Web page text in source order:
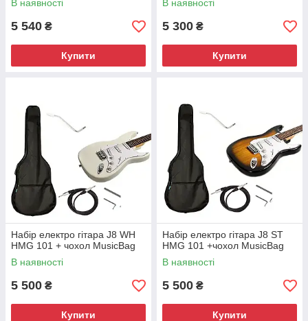
В наявності
5 540 ₴
Купити
В наявності
5 300 ₴
Купити
Набір електро гітара J8 WH
HMG 101 + чохол MusicBag
В наявності
5 500 ₴
Купити
Набір електро гітара J8 ST
HMG 101 +чохол MusicBag
В наявності
5 500 ₴
Купити